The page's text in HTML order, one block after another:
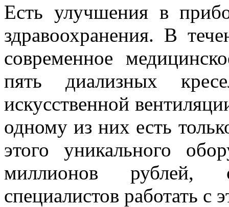
Есть улучшения в
здравоохранения. В
современное
пять диализных
искусственной
одному из них есть
этого уникального
миллионов рублей,
специалистов работать с